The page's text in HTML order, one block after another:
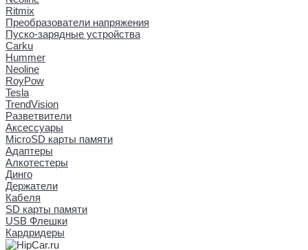
Ritmix
Преобразователи напряжения
Пуско-зарядные устройства
Carku
Hummer
Neoline
RoyPow
Tesla
TrendVision
Разветвители
Аксессуары
MicroSD карты памяти
Адаптеры
Алкотестеры
Динго
Держатели
Кабеля
SD карты памяти
USB Флешки
Кардридеры